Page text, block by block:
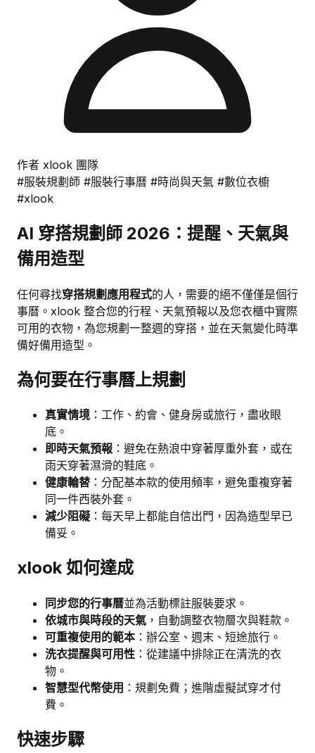
作者 xlook 團隊
#服裝規劃師 #服裝行事曆 #時尚與天氣 #數位衣櫥
#xlook
AI 穿搭規劃師 2026：提醒、天氣與
備用造型
任何尋找穿搭規劃應用程式的人，需要的絕不僅僅是個行
事曆。xlook 整合您的行程、天氣預報以及您衣櫃中實際
可用的衣物，為您規劃一整週的穿搭，並在天氣變化時準
備好備用造型。
為何要在行事曆上規劃
真實情境 ：工作、約會、健身房或旅行，盡收眼
底。
即時天氣預報 ：避免在熱浪中穿著厚重外套，或在
雨天穿著濕滑的鞋底。
健康輪替 ：分配基本款的使用頻率，避免重複穿著
同一件西裝外套。
減少阻礙 ：每天早上都能自信出門，因為造型早已
備妥。
xlook 如何達成
同步您的行事曆並為活動標註服裝要求。
依城市與時段的天氣 ，自動調整衣物層次與鞋款。
可重複使用的範本：辦公室、週末、短途旅行。
洗衣提醒與可用性 ：從建議中排除正在清洗的衣
物。
智慧型代幣使用 ：規劃免費；進階虛擬試穿才付
費。
快速步驟